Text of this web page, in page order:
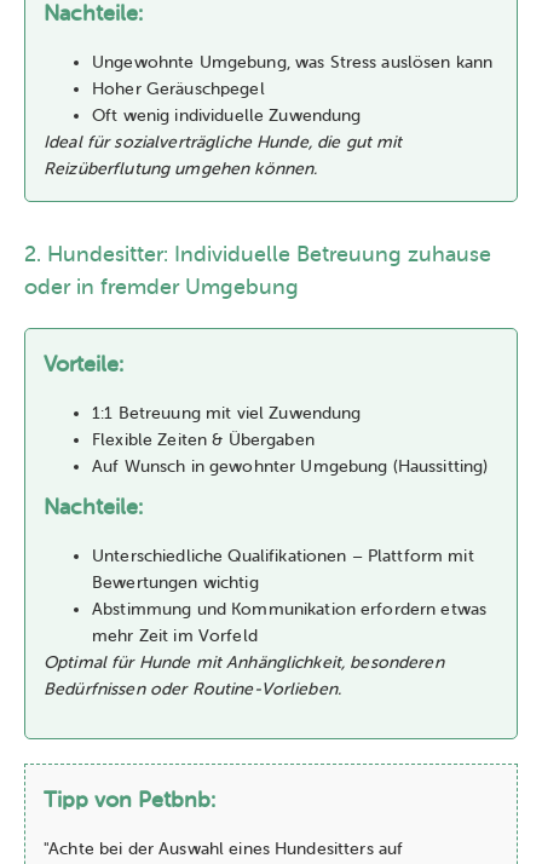
Nachteile:
Ungewohnte Umgebung, was Stress auslösen kann
Hoher Geräuschpegel
Oft wenig individuelle Zuwendung
Ideal für sozialverträgliche Hunde, die gut mit
Reizüberflutung umgehen können.
2. Hundesitter: Individuelle Betreuung zuhause
oder in fremder Umgebung
Vorteile:
1:1 Betreuung mit viel Zuwendung
Flexible Zeiten & Übergaben
Auf Wunsch in gewohnter Umgebung (Haussitting)
Nachteile:
Unterschiedliche Qualifikationen – Plattform mit
Bewertungen wichtig
Abstimmung und Kommunikation erfordern etwas
mehr Zeit im Vorfeld
Optimal für Hunde mit Anhänglichkeit, besonderen
Bedürfnissen oder Routine-Vorlieben.
Tipp von Petbnb:
"Achte bei der Auswahl eines Hundesitters auf